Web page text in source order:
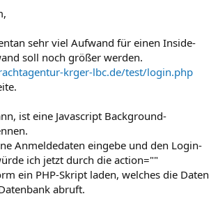
sehr viel Aufwand für einen Inside-
soll noch größer werden.
krger-lbc.de/test/login.php
ist eine Javascript Background-
Anmeldedaten eingebe und den Login-
ich jetzt durch die action=""
ein PHP-Skript laden, welches die Daten
abruft.